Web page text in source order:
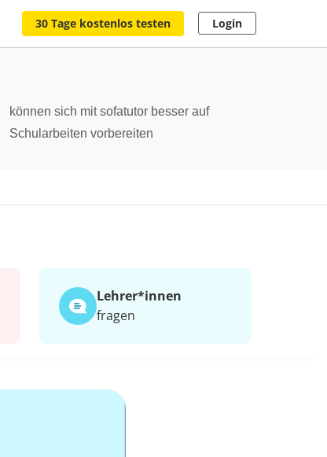
30 Tage kostenlos testen Login
können sich mit sofatutor besser auf
Schularbeiten vorbereiten
Lehrer*​innen
fragen